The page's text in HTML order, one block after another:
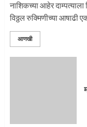
3
नाशिकच्या आहेर
विठ्ठल रुक्मिणीच्या आषाढी
आणखी